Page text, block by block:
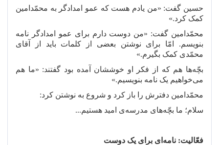
حسین گفت: «من یادم هست که عمو امدادگر به محمّدامین
کمک کرد.»
محمّدامین گفت: «من دوست دارم برای عمو امدادگر نامه
بنویسم. امّا برای نوشتن بعضی از کلمات باید از آقای
محمّدی کمک بگیرم.»
بچّهها هم که از فکر او خوششان آمده بود گفتند: «ما هم
میخواهیم یک نامه بنویسیم.»
محمّدامین دفترش را باز کرد و شروع به نوشتن کرد:
سلام؛ ما بچّههای مدرسهی امید هستیم...
فعّالیت: نامه ای برای یک دوست